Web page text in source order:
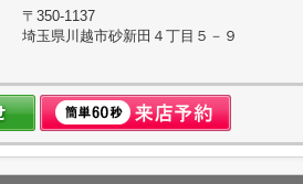
〒350-1137
埼玉県川越市砂新田４丁目５－９